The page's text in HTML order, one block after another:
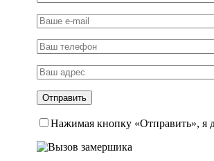
Нажимая кнопку «Отправить», я